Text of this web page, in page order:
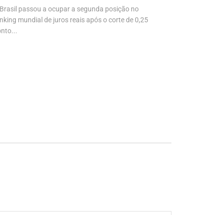
passou a ocupar a segunda posição no
mundial de juros reais após o corte de 0,25